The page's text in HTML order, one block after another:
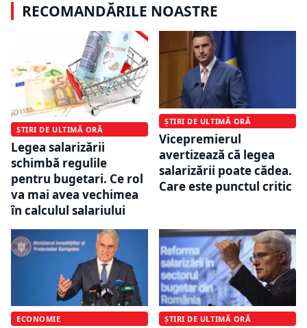
RECOMANDĂRILE NOASTRE
ȘTIRI DE ULTIMĂ ORĂ
Legea salarizării
schimbă regulile
pentru bugetari. Ce rol
va mai avea vechimea
în calculul salariului
ȘTIRI DE ULTIMĂ ORĂ
Vicepremierul
avertizează că legea
salarizării poate cădea.
Care este punctul critic
ECONOMIE ȘTIRI DE ULTIMĂ ORĂ